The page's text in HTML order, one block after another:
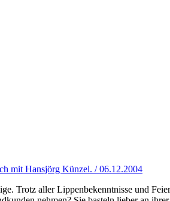
mit Hansjörg Künzel. / 06.12.2004
Trotz aller Lippenbekenntnisse und